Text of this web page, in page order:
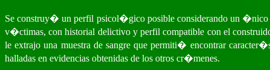
Se construy� un perfil psicol�gico posible considerando un �nico
v�ctimas, con historial delictivo y perfil compatible con el
le extrajo una muestra de sangre que permiti� encontrar
halladas en evidencias obtenidas de los otros cr�menes.